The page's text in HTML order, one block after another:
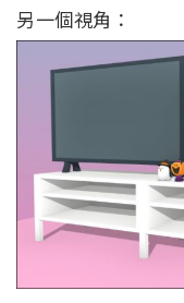
另一個視角：